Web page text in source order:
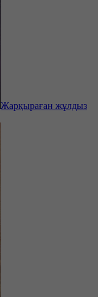
Жарқыраған жұлдыз